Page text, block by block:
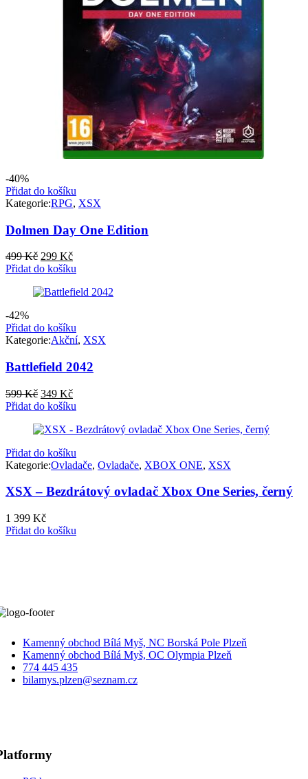
-40%
Přidat do košíku
Kategorie:RPG, XSX
Dolmen Day One Edition
499Kč Původní
cena
499 Kč.
299 KčAktuální
cena
299 Kč.
Přidat do košíku
-42%
Přidat do košíku
Kategorie:Akční, XSX
Battlefield 2042
599Kč Původní
cena
599 Kč.
349 KčAktuální
cena
349 Kč.
Přidat do košíku
Přidat do košíku
Kategorie:Ovladače, Ovladače, XBOX ONE, XSX
XSX – Bezdrátový ovladač Xbox One Series, černý
1 399 Kč
Přidat do košíku
Kamenný obchod Bílá Myš, NC Borská Pole Plzeň
Kamenný obchod Bílá Myš, OC Olympia Plzeň
774 445 435
bilamys.plzen@seznam.cz